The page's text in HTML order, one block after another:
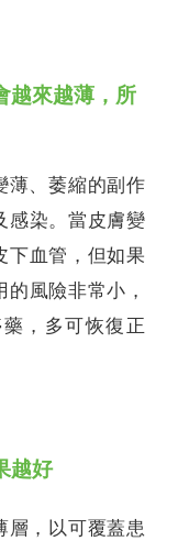
越來越薄，所
薄、萎縮的副作
感染。當皮膚變
下血管，但如果
風險非常小，
，多可恢復正
越好
層，以可覆蓋患